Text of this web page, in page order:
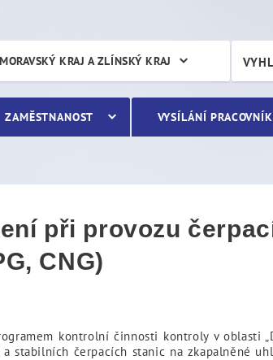
provozu
KRAJ A ZLÍNSKÝ KRAJ
ZAMĚSTNANOST VYSÍLÁNÍ
při provozu
CNG)
kontrolní činnosti kontroly v oblasti
čerpacích stanic na zkapalněné